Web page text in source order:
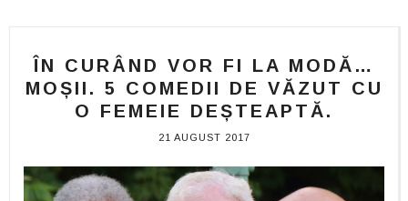
ÎN CURÂND VOR FI LA MODĂ…
MOȘII. 5 COMEDII DE VĂZUT CU
O FEMEIE DEȘTEAPTĂ.
21 AUGUST 2017